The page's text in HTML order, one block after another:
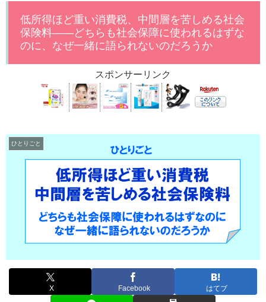
低所得ほど重い消費税、中間層を苦しめる社会
保険料――どちらも社会保障に使われるはずな
のに、なぜ一緒に語られないのだろうか
スポンサーリンク
ひとりごと
X Facebook はてブ